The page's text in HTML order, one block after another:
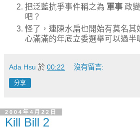
把泛藍抗爭事件稱之為 軍事 政
吧？
怪了，連陳水扁也開始有莫名其
心滿滿的年底立委選舉可以過半
Ada Hsu 於 00:22 沒有留言:
分享
2004年4月22日
Kill Bill 2